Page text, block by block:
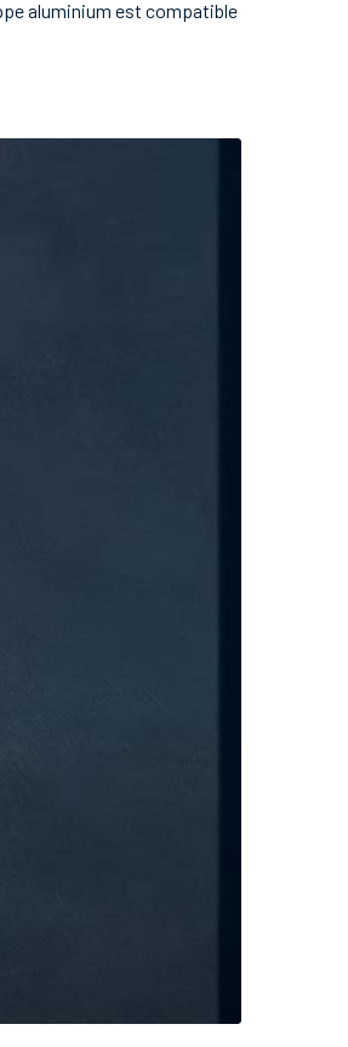
aluminium est compatible